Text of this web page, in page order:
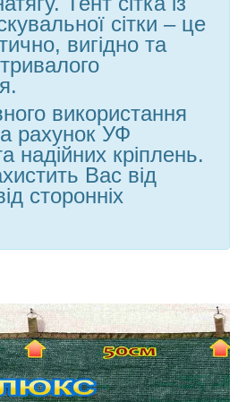
сітки – це
вигідно та
використання
рахунок УФ
надійних кріплень.
Вас від
сторонніх